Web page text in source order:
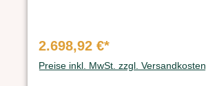
2.698,92 €*
Preise inkl. MwSt. zzgl. Versandkosten